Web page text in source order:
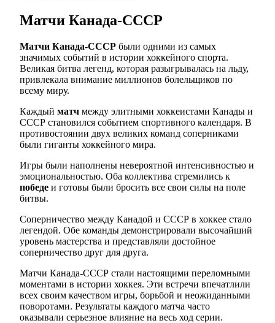
Матчи Канада-СССР
Матчи Канада-СССР были одними из самых
значимых событий в истории хоккейного спорта.
Великая битва легенд, которая разыгрывалась на льду,
привлекала внимание миллионов болельщиков по
всему миру.
Каждый матч между элитными хоккеистами Канады и
СССР становился событием спортивного календаря. В
противостоянии двух великих команд соперниками
были гиганты хоккейного мира.
Игры были наполнены невероятной интенсивностью и
эмоциональностью. Оба коллектива стремились к
победе и готовы были бросить все свои силы на поле
битвы.
Соперничество между Канадой и СССР в хоккее стало
легендой. Обе команды демонстрировали высочайший
уровень мастерства и представляли достойное
соперничество друг для друга.
Матчи Канада-СССР стали настоящими переломными
моментами в истории хоккея. Эти встречи впечатлили
всех своим качеством игры, борьбой и неожиданными
поворотами. Результаты каждого матча часто
оказывали серьезное влияние на весь ход серии.